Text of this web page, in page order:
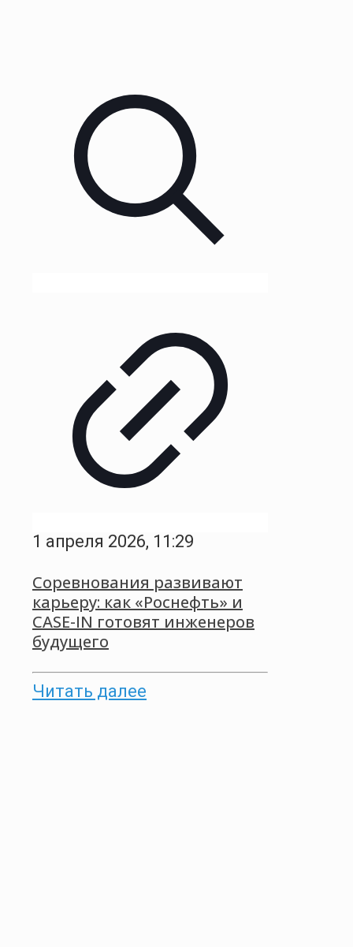
1 апреля 2026, 11:29
Соревнования развивают
карьеру: как «Роснефть» и
CASE-IN готовят инженеров
будущего
Читать далее